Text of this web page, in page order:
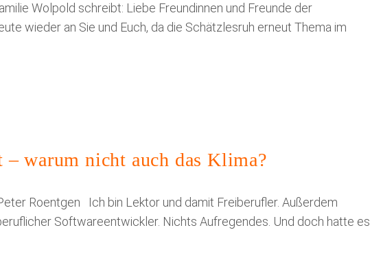
Wolpold schreibt: Liebe Freundinnen und Freunde der
wieder an Sie und Euch, da die Schätzlesruh erneut Thema im
warum nicht auch das Klima?
Roentgen Ich bin Lektor und damit Freiberufler. Außerdem
Softwareentwickler. Nichts Aufregendes. Und doch hatte es